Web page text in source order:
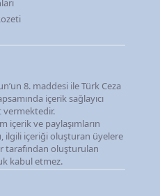
8. maddesi ile Türk Ceza
içerik sağlayıcı
vermektedir.
içerik ve paylaşımların
ilgili içeriği oluşturan üyelere
tarafından oluşturulan
kabul etmez.